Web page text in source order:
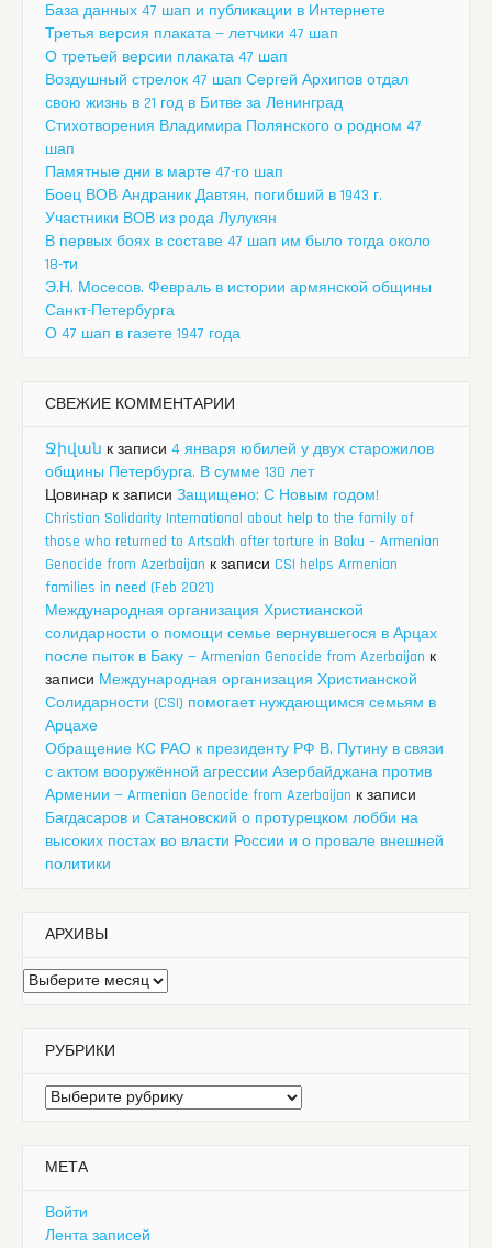
База данных 47 шап и публикации в Интернете
Третья версия плаката — летчики 47 шап
О третьей версии плаката 47 шап
Воздушный стрелок 47 шап Сергей Архипов отдал
свою жизнь в 21 год в Битве за Ленинград
Стихотворения Владимира Полянского о родном 47
шап
Памятные дни в марте 47-го шап
Боец ВОВ Андраник Давтян, погибший в 1943 г.
Участники ВОВ из рода Лулукян
В первых боях в составе 47 шап им было тогда около
18-ти
Э.Н. Мосесов. Февраль в истории армянской общины
Санкт-Петербурга
О 47 шап в газете 1947 года
СВЕЖИЕ КОММЕНТАРИИ
Ջիվան к записи 4 января юбилей у двух старожилов
общины Петербурга. В сумме 130 лет
Цовинар к записи Защищено: С Новым годом!
Christian Solidarity International about help to the family of
those who returned to Artsakh after torture in Baku – Armenian
Genocide from Azerbaijan к записи CSI helps Armenian
families in need (Feb 2021)
Международная организация Христианской
солидарности о помощи семье вернувшегося в Арцах
после пыток в Баку — Armenian Genocide from Azerbaijan к
записи Международная организация Христианской
Солидарности (CSI) помогает нуждающимся семьям в
Арцахе
Обращение КС РАО к президенту РФ В. Путину в связи
с актом вооружённой агрессии Азербайджана против
Армении — Armenian Genocide from Azerbaijan к записи
Багдасаров и Сатановский о протурецком лобби на
высоких постах во власти России и о провале внешней
политики
АРХИВЫ
Архивы
РУБРИКИ
Рубрики
МЕТА
Войти
Лента записей